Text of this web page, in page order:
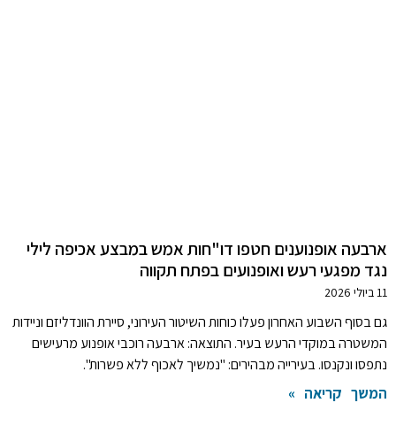
ארבעה אופנוענים חטפו דו"חות אמש במבצע אכיפה לילי
נגד מפגעי רעש ואופנועים בפתח תקווה
11 ביולי 2026
גם בסוף השבוע האחרון פעלו כוחות השיטור העירוני, סיירת הוונדליזם וניידות
המשטרה במוקדי הרעש בעיר. התוצאה: ארבעה רוכבי אופנוע מרעישים
נתפסו ונקנסו. בעירייה מבהירים: "נמשיך לאכוף ללא פשרות".
המשך קריאה »